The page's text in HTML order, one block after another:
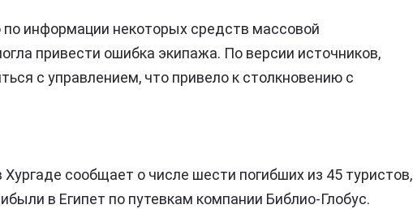
по информации некоторых средств массовой
привести ошибка экипажа. По версии источников,
с управлением, что привело к столкновению с
Хургаде сообщает о числе шести погибших из 45 туристов,
в Египет по путевкам компании Библио-Глобус.